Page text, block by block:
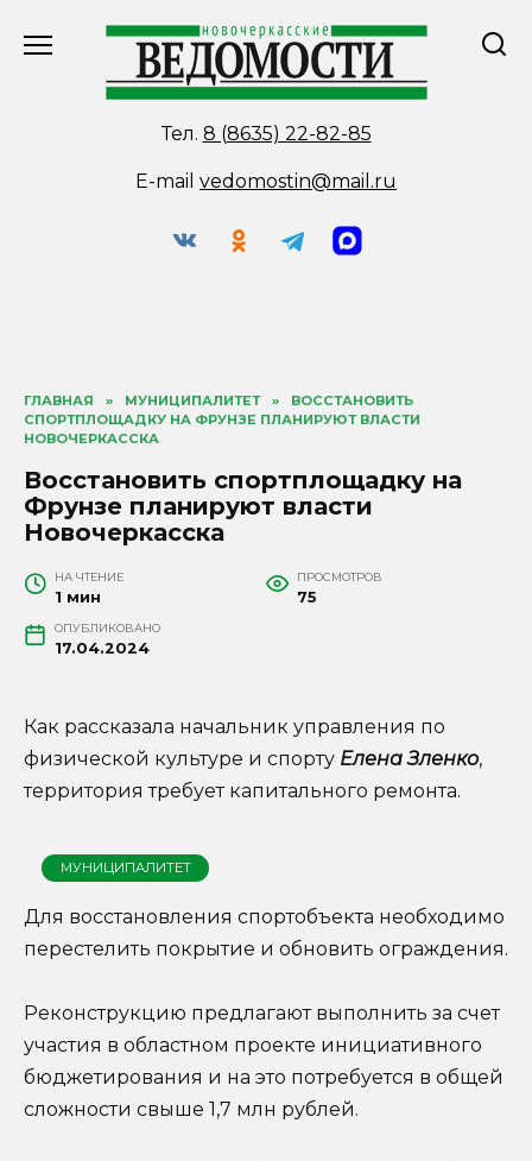
Тел. 8 (8635) 22-82-85
E-mail vedomostin@mail.ru
ГЛАВНАЯ » МУНИЦИПАЛИТЕТ »
ВОССТАНОВИТЬ
СПОРТПЛОЩАДКУ НА ФРУНЗЕ ПЛАНИРУЮТ ВЛАСТИ
НОВОЧЕРКАССКА
Восстановить спортплощадку на
Фрунзе планируют власти
Новочеркасска
НА ЧТЕНИЕ
1 мин
ПРОСМОТРОВ
75
ОПУБЛИКОВАНО
17.04.2024
Как рассказала начальник управления по
физической культуре и спорту Елена Зленко,
территория требует капитального ремонта.
МУНИЦИПАЛИТЕТ
Для восстановления спортобъекта необходимо
перестелить покрытие и обновить ограждения.
Реконструкцию предлагают выполнить за счет
участия в областном проекте инициативного
бюджетирования и на это потребуется в общей
сложности свыше 1,7 млн рублей.